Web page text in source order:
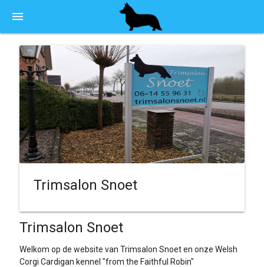
menu
Trimsalon Snoet
Trimsalon Snoet
Welkom op de website van Trimsalon Snoet en onze Welsh
Corgi Cardigan kennel "from the Faithful Robin"